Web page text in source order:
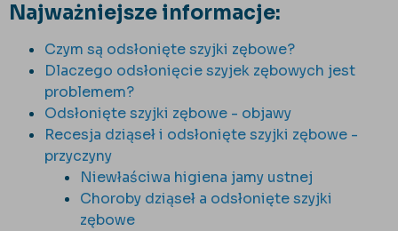
Najważniejsze informacje:
Czym są odsłonięte szyjki zębowe?
Dlaczego odsłonięcie szyjek zębowych jest
problemem?
Odsłonięte szyjki zębowe - objawy
Recesja dziąseł i odsłonięte szyjki zębowe -
przyczyny
Niewłaściwa higiena jamy ustnej
Choroby dziąseł a odsłonięte szyjki
zębowe